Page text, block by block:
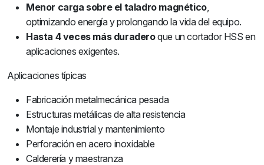
Menor carga sobre el taladro magnético,
optimizando energía y prolongando la vida del equipo.
Hasta 4 veces más duraderoque un cortador HSS en
aplicaciones exigentes.
Aplicaciones típicas
Fabricación metalmecánica pesada
Estructuras metálicas de alta resistencia
Montaje industrial y mantenimiento
Perforación en acero inoxidable
Calderería y maestranza